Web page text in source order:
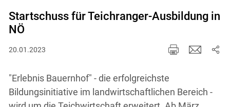
Startschuss für Teichranger-Ausbildung in
NÖ
20.01.2023
"Erlebnis Bauernhof" - die erfolgreichste
Bildungsinitiative im landwirtschaftlichen Bereich -